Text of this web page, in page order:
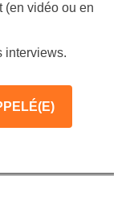
(en vidéo ou en
interviews.